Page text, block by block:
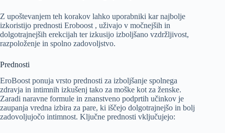
Z upoštevanjem teh korakov lahko uporabniki kar najbolje
izkoristijo prednosti Eroboost , uživajo v močnejših in
dolgotrajnejših erekcijah ter izkusijo izboljšano vzdržljivost,
razpoloženje in spolno zadovoljstvo.
Prednosti
EroBoost ponuja vrsto prednosti za izboljšanje spolnega
zdravja in intimnih izkušenj tako za moške kot za ženske.
Zaradi naravne formule in znanstveno podprtih učinkov je
zaupanja vredna izbira za pare, ki iščejo dolgotrajnejšo in bolj
zadovoljujočo intimnost. Ključne prednosti vključujejo: